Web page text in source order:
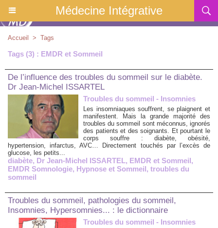
Médecine Intégrative
Accueil > Tags
Tags (3) : EMDR et Sommeil
De l’influence des troubles du sommeil sur le diabète.
Dr Jean-Michel ISSARTEL
Troubles du sommeil - Insomnies
Les insomniaques souffrent, se plaignent et
manifestent. Mais la grande majorité des
troubles du sommeil sont méconnus, ignorés
des patients et des soignants. Et pourtant le
corps souffre : diabète, obésité,
hypertension, infarctus, AVC… Directement touchés par l’excès de
glucose, les petits...
diabète, Dr Jean-Michel ISSARTEL, EMDR et Sommeil,
EMDR Somnologie, Hypnose et Sommeil, troubles du
sommeil
Troubles du sommeil, pathologies du sommeil,
Insomnies, Hypersomnies... : le dictionnaire
Troubles du sommeil - Insomnies